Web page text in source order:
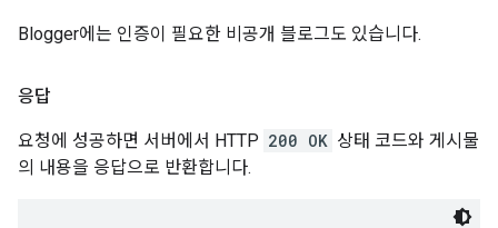
Blogger에는 인증이 필요한 비공개 블로그도 있습니다.
응답
요청에 성공하면 서버에서 HTTP 200 OK 상태 코드와 게시물
의 내용을 응답으로 반환합니다.